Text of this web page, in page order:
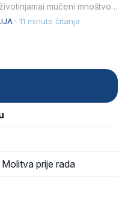
mučeni mnoštvom
· 11 minute čitanja
prije rada